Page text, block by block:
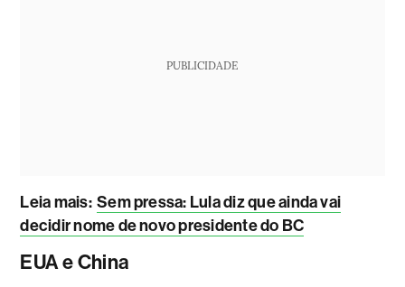
PUBLICIDADE
Leia mais: Sem pressa: Lula diz que ainda vai
decidir nome de novo presidente do BC
EUA e China